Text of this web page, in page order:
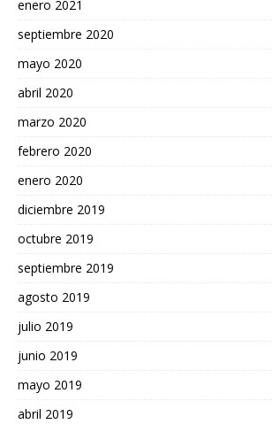
enero 2021
septiembre 2020
mayo 2020
abril 2020
marzo 2020
febrero 2020
enero 2020
diciembre 2019
octubre 2019
septiembre 2019
agosto 2019
julio 2019
junio 2019
mayo 2019
abril 2019